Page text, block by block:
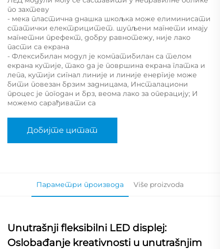
по захтеву
- мека пластична днашка шкољка може елиминисати
статички електрицитет. шупљени магнети имају
магнетни префект, добру равнотежу, није лако
пасти са екрана
- Флексибилан модул је компатибилан са телом
екрана кутије, тако да је површина екрана глатка и
лепа, кутији сигнал линије и линије енергије може
бити повезан брзим задницама, Инсталациони
процес је погодан и брз, веома лако за операцију; И
можемо сарађивати са
Добијте цитат
Параметри производа Više proizvoda
Unutrašnji fleksibilni LED displej:
Oslobađanje kreativnosti u unutrašnjim